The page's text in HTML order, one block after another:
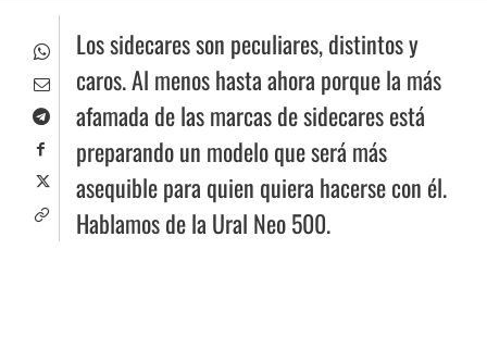
Los sidecares son peculiares, distintos y
caros. Al menos hasta ahora porque la más
afamada de las marcas de sidecares está
preparando un modelo que será más
asequible para quien quiera hacerse con él.
Hablamos de la Ural Neo 500.